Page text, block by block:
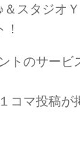
スタジオ
トのサービ
コマ投稿が